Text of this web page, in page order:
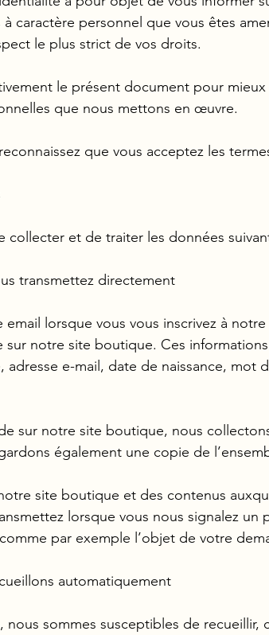
caractère personnel que vous êtes
le plus strict de vos droits.
le présent document pour
que nous mettons en œuvre.
que vous acceptez les
collecter et de traiter les données
transmettez directement
lorsque vous vous inscrivez à
notre site boutique. Ces
e-mail, date de naissance, mot
sur notre site boutique, nous
également une copie de
site boutique et des contenus
lorsque vous nous signalez
par exemple l’objet de votre
automatiquement
nous sommes susceptibles de